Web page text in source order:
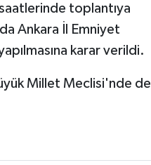
toplantıya
Ankara İl Emniyet
karar verildi.
Millet Meclisi'nde de